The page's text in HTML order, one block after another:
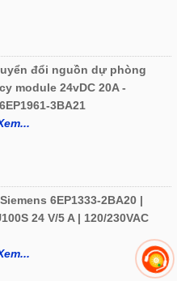
đổi nguồn dự phòng
module 24vDC 20A -
3BA21
6EP1333-2BA20 |
24 V/5 A | 120/230VAC